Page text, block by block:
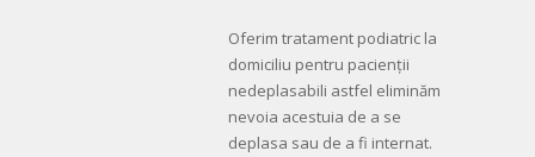
Oferim tratament podiatric la
domiciliu pentru pacienții
nedeplasabili astfel eliminăm
nevoia acestuia de a se
deplasa sau de a fi internat.